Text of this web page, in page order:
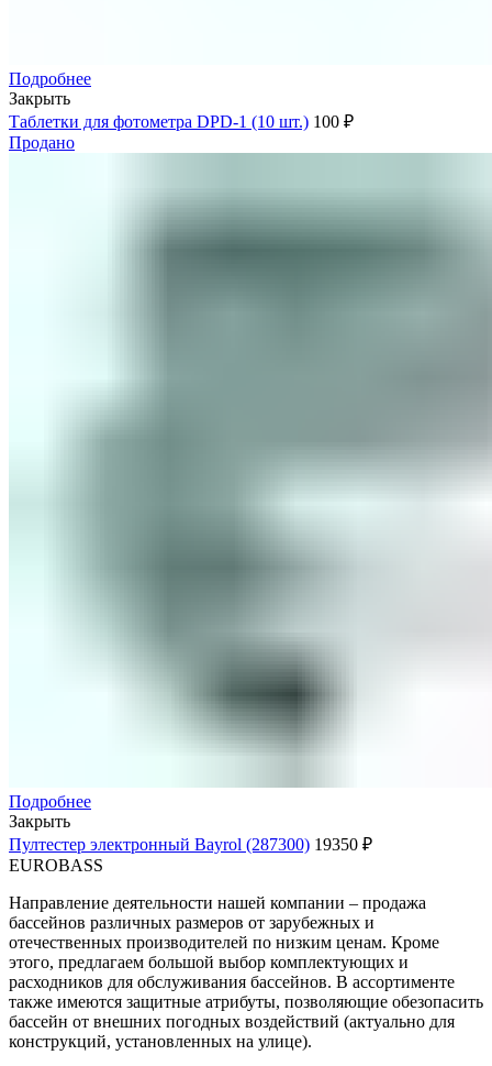
Подробнее
Закрыть
Таблетки для фотометра DPD-1 (10 шт.) 100 ₽
Продано
Подробнее
Закрыть
Пултестер электронный Bayrol (287300) 19350 ₽
EUROBASS
Направление деятельности нашей компании – продажа
бассейнов различных размеров от зарубежных и
отечественных производителей по низким ценам. Кроме
этого, предлагаем большой выбор комплектующих и
расходников для обслуживания бассейнов. В ассортименте
также имеются защитные атрибуты, позволяющие обезопасить
бассейн от внешних погодных воздействий (актуально для
конструкций, установленных на улице).